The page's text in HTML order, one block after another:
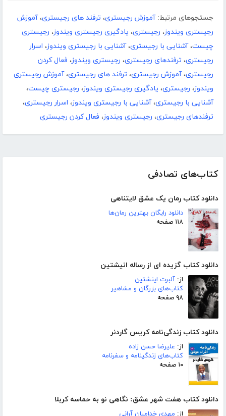
کتاب‌های تصادفی
دانلود کتاب رمان یک عشق لایتناهی
دانلود رایگان بهترین رمان‌ها
۱۱۸ صفحه
دانلود کتاب گزیده ای از رساله انیشتین
از: آلبرت اینشتین
کتاب‌های بزرگان و مشاهیر
۹۸ صفحه
دانلود کتاب زندگی‌نامه کریس گاردنر
از: علیرضا حسن زاده
کتاب‌های زندگینامه و سفرنامه
۱۰ صفحه
دانلود کتاب هفت شهر عشق: نگاهی نو به حماسه کربلا
از: مهدی خدامیان آرانی
جستجوهای مرتبط: آموزش رجیستری، ترفند های رجیستری،آموزش
رجیستری ویندوز، رجیستری، یادگیری رجیستری ویندوز، رجیستری
چیست،آشنایی با رجیستری،آشنایی با رجیستری ویندوز، اسرار
رجیستری، ترفندهای رجیستری، رجیستری ویندوز، فعال کردن
رجیستری،آموزش رجیستری، ترفند های رجیستری،آموزش رجیستری
ویندوز، رجیستری، یادگیری رجیستری ویندوز، رجیستری چیست،
آشنایی با رجیستری،آشنایی با رجیستری ویندوز، اسرار رجیستری،
ترفندهای رجیستری، رجیستری ویندوز، فعال کردن رجیستری